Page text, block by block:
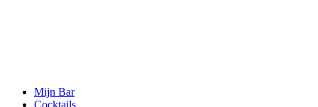
Mijn Bar
Cocktails